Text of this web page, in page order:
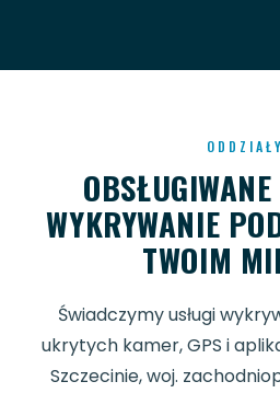
ODDZIAŁY
WYKRYWANIE
TWOIM
Świadczymy usługi
ukrytych kamer, GPS i
Szczecinie, woj.